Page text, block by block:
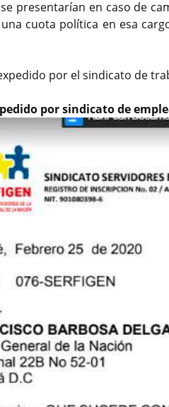
presentarían en caso de
cuota política en esa
por el sindicato de
por sindicato de